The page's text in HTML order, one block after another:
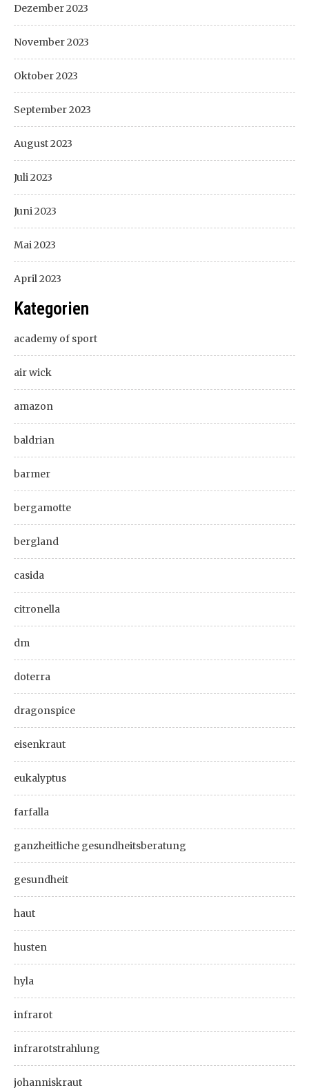
Dezember 2023
November 2023
Oktober 2023
September 2023
August 2023
Juli 2023
Juni 2023
Mai 2023
April 2023
Kategorien
academy of sport
air wick
amazon
baldrian
barmer
bergamotte
bergland
casida
citronella
dm
doterra
dragonspice
eisenkraut
eukalyptus
farfalla
ganzheitliche gesundheitsberatung
gesundheit
haut
husten
hyla
infrarot
infrarotstrahlung
johanniskraut